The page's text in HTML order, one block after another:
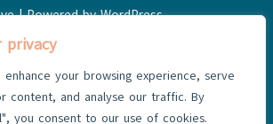
privacy
your browsing experience, serve
content, and analyse our traffic. By
you consent to our use of cookies.
| Powered byWordPress
paradis 24380 St Amand de Vergt